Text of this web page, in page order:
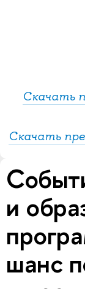
Скачать
Скачать
и
шанс